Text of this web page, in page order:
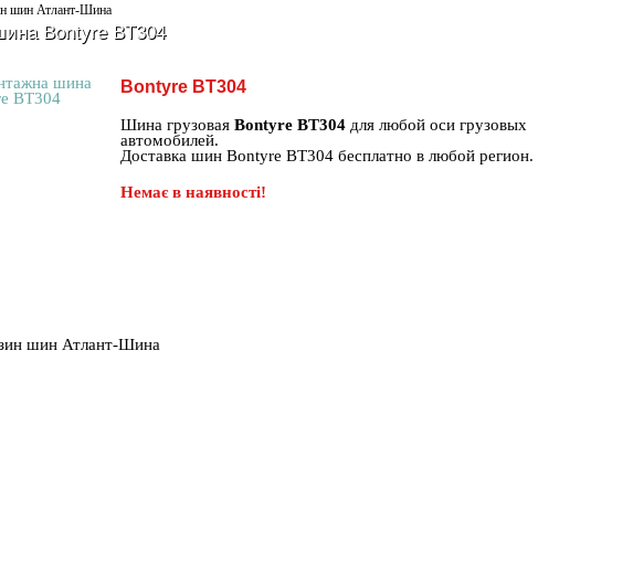
Bontyre BT304
Bontyre BT304
Шина грузовая Bontyre BT304для любой оси грузовых
автомобилей.
Доставка шин Bontyre BT304 бесплатно в любой регион.
Немає в наявності!